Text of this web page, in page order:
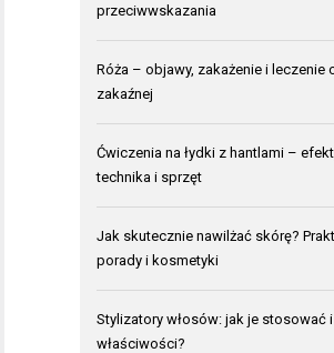
przeciwwskazania
Róża – objawy, zakażenie i leczenie
zakaźnej
Ćwiczenia na łydki z hantlami –
technika i sprzęt
Jak skutecznie nawilżać skórę?
porady i kosmetyki
Stylizatory włosów: jak je stosować
właściwości?